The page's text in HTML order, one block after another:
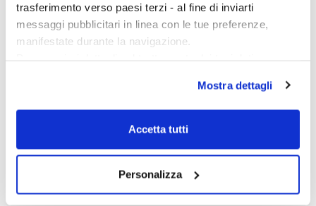
trasferimento verso paesi terzi - al fine di inviarti
messaggi pubblicitari in linea con le tue preferenze,
manifestate durante la navigazione.
scelte privacy sui cookie, ti invitiamo a prendere visione
dell’informativa cookie.
Chiudendo il banner tramite la “X” prosegui la
dei soli cookie tecnici. Selezionando “Accetta tutti” presti
il tuo consenso alla profilazione che potrai revocare in
ogni momentoRevoca
Mostra dettagli
Accetta tutti
Personalizza
Ciclo di conferenze